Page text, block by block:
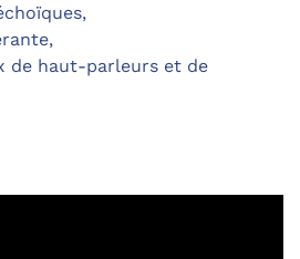
de haut-parleurs et de